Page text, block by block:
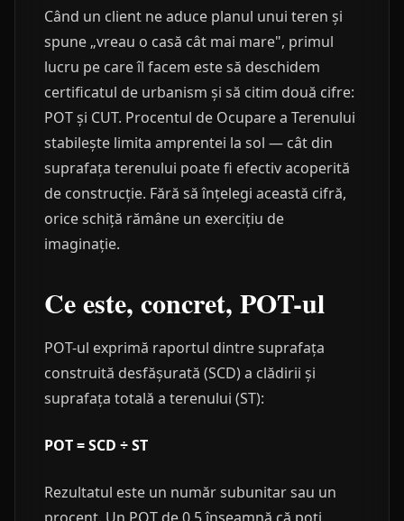
Când un client ne aduce planul unui teren și
spune „vreau o casă cât mai mare", primul
lucru pe care îl facem este să deschidem
certificatul de urbanism și să citim două cifre:
POT și CUT. Procentul de Ocupare a Terenului
stabilește limita amprentei la sol — cât din
suprafața terenului poate fi efectiv acoperită
de construcție. Fără să înțelegi această cifră,
orice schiță rămâne un exercițiu de
imaginație.
Ce este, concret, POT-ul
POT-ul exprimă raportul dintre suprafața
construită desfășurată (SCD) a clădirii și
suprafața totală a terenului (ST):
POT = SCD ÷ ST
Rezultatul este un număr subunitar sau un